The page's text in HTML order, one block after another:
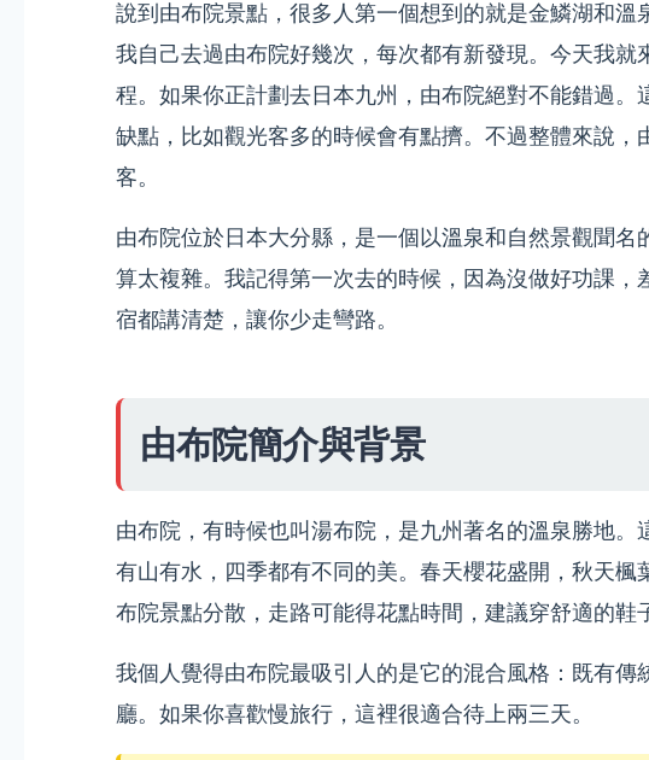
說到由布院景點，很多人第一個想到的就是金鱗湖和溫
我自己去過由布院好幾次，每次都有新發現。今天我
程。如果你正計劃去日本九州，由布院絕對不能錯過
缺點，比如觀光客多的時候會有點擠。不過整體來說
客。
由布院位於日本大分縣，是一個以溫泉和自然景觀聞
算太複雜。我記得第一次去的時候，因為沒做好功課
宿都講清楚，讓你少走彎路。
由布院簡介與背景
由布院，有時候也叫湯布院，是九州著名的溫泉勝地
有山有水，四季都有不同的美。春天櫻花盛開，秋天
布院景點分散，走路可能得花點時間，建議穿舒適的鞋
我個人覺得由布院最吸引人的是它的混合風格：既有
廳。如果你喜歡慢旅行，這裡很適合待上兩三天。